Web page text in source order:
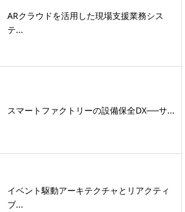
ARクラウドを活用した現場支援業務シス
テ...
スマートファクトリーの設備保全DX──サ...
イベント駆動アーキテクチャとリアクティ
ブ...